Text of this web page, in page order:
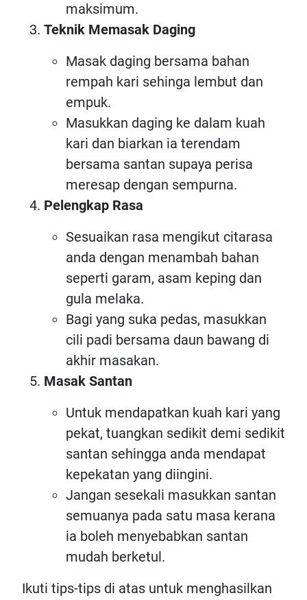
maksimum.
Teknik Memasak Daging
Masak daging bersama bahan
rempah kari sehinga lembut dan
empuk.
Masukkan daging ke dalam kuah
kari dan biarkan ia terendam
bersama santan supaya perisa
meresap dengan sempurna.
Pelengkap Rasa
Sesuaikan rasa mengikut citarasa
anda dengan menambah bahan
seperti garam, asam keping dan
gula melaka.
Bagi yang suka pedas, masukkan
cili padi bersama daun bawang di
akhir masakan.
Masak Santan
Untuk mendapatkan kuah kari yang
pekat, tuangkan sedikit demi sedikit
santan sehingga anda mendapat
kepekatan yang diingini.
Jangan sesekali masukkan santan
semuanya pada satu masa kerana
ia boleh menyebabkan santan
mudah berketul.
Ikuti tips-tips di atas untuk menghasilkan